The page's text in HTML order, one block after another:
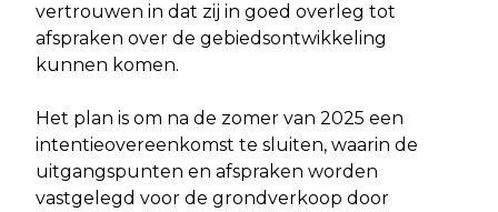
vertrouwen in dat zij in goed overleg tot
afspraken over de gebiedsontwikkeling
kunnen komen.
Het plan is om na de zomer van 2025 een
intentieovereenkomst te sluiten, waarin de
uitgangspunten en afspraken worden
vastgelegd voor de grondverkoop door